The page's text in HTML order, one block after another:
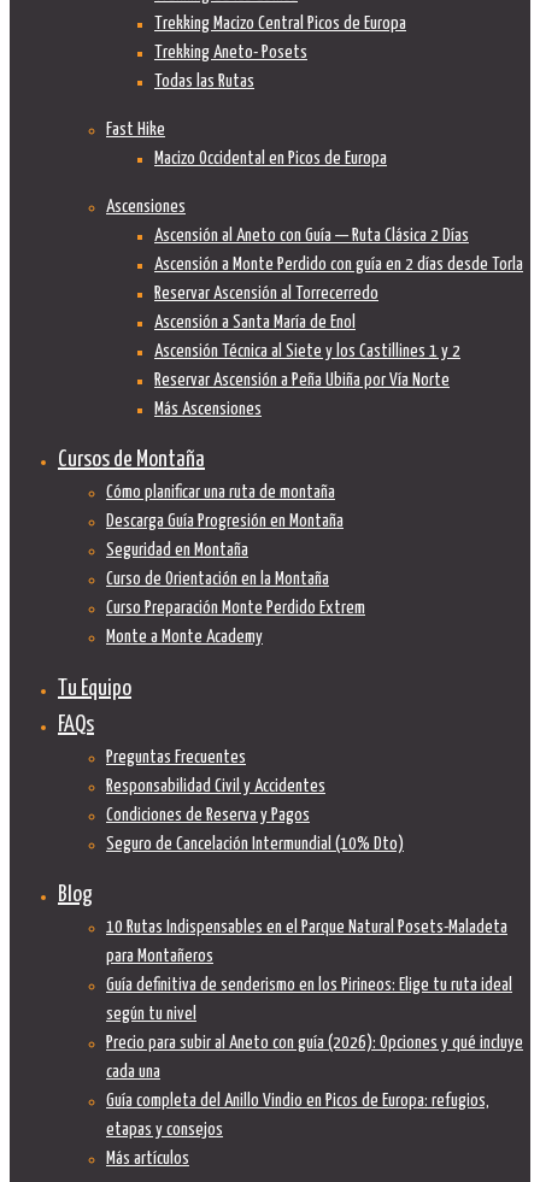
Trekking Macizo Central Picos de Europa
Trekking Aneto- Posets
Todas las Rutas
Fast Hike
Macizo Occidental en Picos de Europa
Ascensiones
Ascensión al Aneto con Guía — Ruta Clásica 2 Días
Ascensión a Monte Perdido con guía en 2 días desde Torla
Reservar Ascensión al Torrecerredo
Ascensión a Santa María de Enol
Ascensión Técnica al Siete y los Castillines 1 y 2
Reservar Ascensión a Peña Ubiña por Vía Norte
Más Ascensiones
Cursos de Montaña
Cómo planificar una ruta de montaña
Descarga Guía Progresión en Montaña
Seguridad en Montaña
Curso de Orientación en la Montaña
Curso Preparación Monte Perdido Extrem
Monte a Monte Academy
Tu Equipo
FAQs
Preguntas Frecuentes
Responsabilidad Civil y Accidentes
Condiciones de Reserva y Pagos
Seguro de Cancelación Intermundial (10% Dto)
Blog
10 Rutas Indispensables en el Parque Natural Posets-Maladeta
para Montañeros
Guía definitiva de senderismo en los Pirineos: Elige tu ruta ideal
según tu nivel
Precio para subir al Aneto con guía (2026): Opciones y qué incluye
cada una
Guía completa del Anillo Vindio en Picos de Europa: refugios,
etapas y consejos
Más artículos